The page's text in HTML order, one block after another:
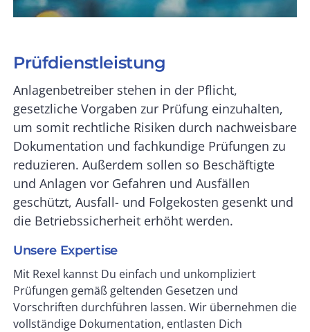
Prüfdienstleistung
Anlagenbetreiber stehen in der Pflicht,
gesetzliche Vorgaben zur Prüfung einzuhalten,
um somit rechtliche Risiken durch nachweisbare
Dokumentation und fachkundige Prüfungen zu
reduzieren. Außerdem sollen so Beschäftigte
und Anlagen vor Gefahren und Ausfällen
geschützt, Ausfall- und Folgekosten gesenkt und
die Betriebssicherheit erhöht werden.
Unsere Expertise
Mit Rexel kannst Du einfach und unkompliziert
Prüfungen gemäß geltenden Gesetzen und
Vorschriften durchführen lassen. Wir übernehmen die
vollständige Dokumentation, entlasten Dich